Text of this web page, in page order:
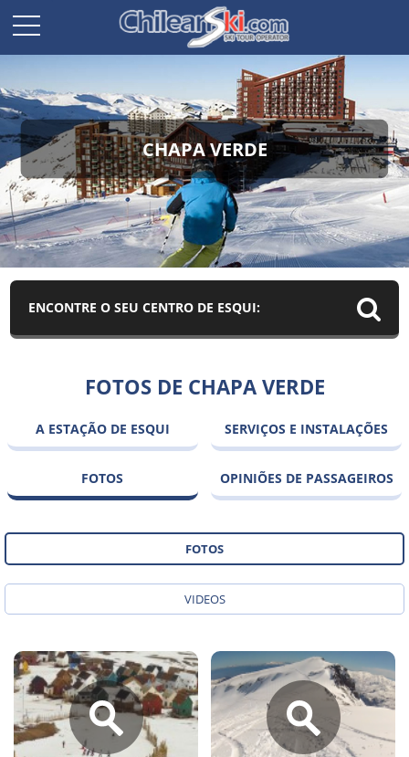
CHAPA VERDE
ENCONTRE O SEU CENTRO DE ESQUI:
FOTOS DE CHAPA VERDE
A ESTAÇÃO DE ESQUI SERVIÇOS E INSTALAÇÕES
FOTOS OPINIÕES DE PASSAGEIROS
FOTOS
VIDEOS